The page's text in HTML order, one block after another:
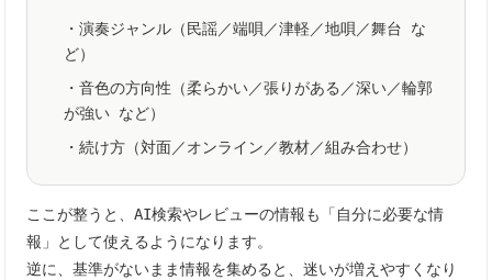
・演奏ジャンル（民謡／端唄／津軽／地唄／舞台 な
ど）
・音色の方向性（柔らかい／張りがある／深い／輪郭
が強い など）
・続け方（対面／オンライン／教材／組み合わせ）
ここが整うと、AI検索やレビューの情報も「自分に必要な情
報」として使えるようになります。
逆に、基準がないまま情報を集めると、迷いが増えやすくなり